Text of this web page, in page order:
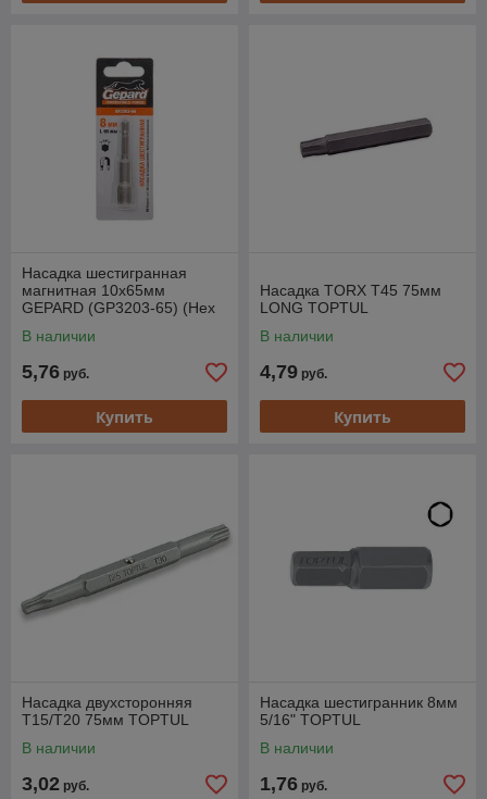
Насадка шестигранная
магнитная 10х65мм
GEPARD (GP3203-65) (Hex
торцевой головкой сталь
В наличии
5,76 руб.
Купить
Насадка TORX T45 75мм
LONG TOPTUL
В наличии
4,79 руб.
Купить
Насадка двухсторонняя
T15/T20 75мм TOPTUL
В наличии
3,02 руб.
Насадка шестигранник 8мм
5/16" TOPTUL
В наличии
1,76 руб.